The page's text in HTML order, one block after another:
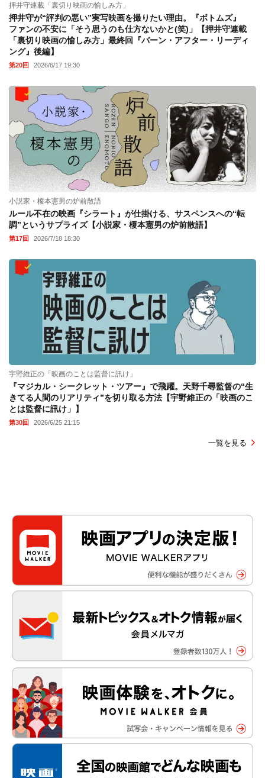
押井守連載「裏切り映画の愉しみ方」
押井守が“評判の悪い”実写映画を撮りたい理由。『ボトムズ』
ファンの不安に「そう思うのも仕方ないかと(笑)」【押井守連載
「裏切り映画の愉しみ方」最終回『バーン・アフター・リーディ
ング』後編】
第20回 2026/6/17 19:30
小説家・榎本憲男の炉前散語
ルール不在の映画『シラート』が仕掛ける、サスペンスへの“転
調”というサプライズ【小説家・榎本憲男の炉前散語】
第17回 2026/7/18 18:30
宇野維正の「映画のことは監督に訊け」
『マジカル・シークレット・ツアー』で飛躍。天野千尋監督の“生
きてる人間のリアリティ”を切り取る方法【宇野維正の「映画のこ
とは監督に訊け」】
第30回 2026/6/25 21:15
一覧を見る